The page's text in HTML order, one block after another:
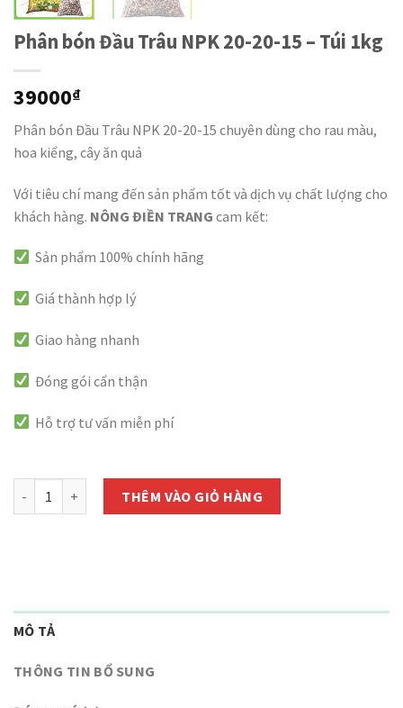
Phân bón Đầu Trâu NPK 20-20-15 – Túi 1kg
39000₫
Phân bón Đầu Trâu NPK 20-20-15 chuyên dùng cho rau màu,
hoa kiểng, cây ăn quả
Với tiêu chí mang đến sản phẩm tốt và dịch vụ chất lượng cho
khách hàng. NÔNG ĐIỀN TRANG cam kết:
Sản phẩm 100% chính hãng
Giá thành hợp lý
Giao hàng nhanh
Đóng gói cẩn thận
Hỗ trợ tư vấn miễn phí
Phân bón Đầu Trâu NPK 20-20-15 - Túi 1kg số lượng
THÊM VÀO GIỎ HÀNG
MÔ TẢ
THÔNG TIN BỔ SUNG